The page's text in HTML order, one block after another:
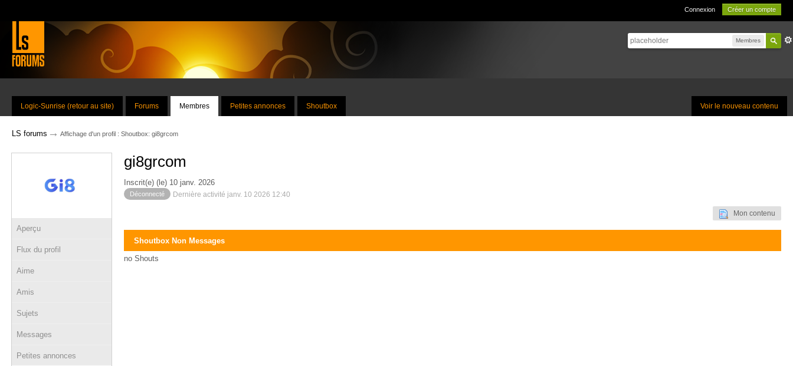
Connexion Créer un compte
Membres
Voir le nouveau contenu
Logic-Sunrise (retour au site) Forums Membres Petites annonces Shoutbox
LS forums → Affichage d'un profil : Shoutbox: gi8grcom
Aperçu
Flux du profil
Aime
Amis
Sujets
Messages
Petites annonces
gi8grcom
Inscrit(e) (le) 10 janv. 2026
Déconnecté Dernière activité janv. 10 2026 12:40
Mon contenu
Shoutbox Non Messages
no Shouts